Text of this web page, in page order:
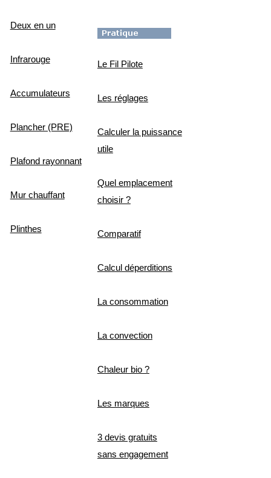
Deux en un
Infrarouge
Accumulateurs
Plancher (PRE)
Plafond rayonnant
Mur chauffant
Plinthes
Le Fil Pilote
Les réglages
Calculer la puissance
utile
Quel emplacement
choisir ?
Comparatif
Calcul déperditions
La consommation
La convection
Chaleur bio ?
Les marques
3 devis gratuits
sans engagement